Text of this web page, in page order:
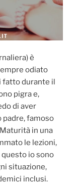
è
odiato
fatto durante il
pigra e,
di aver
famoso
in una
le lezioni,
questo io sono
situazione,
inclusi.